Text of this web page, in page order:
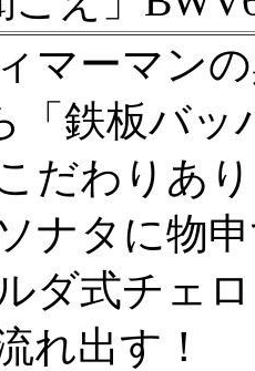
マーマン
「鉄板バッ
だわりあ
ナタに物
ダ式チェ
れ出す！